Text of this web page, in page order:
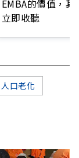
EMBA的價值，
立即收聽
人口老化